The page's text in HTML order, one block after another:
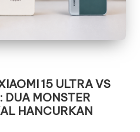
15 ULTRA VS
DUA MONSTER
HANCURKAN